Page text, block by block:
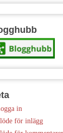
in
för inlägg